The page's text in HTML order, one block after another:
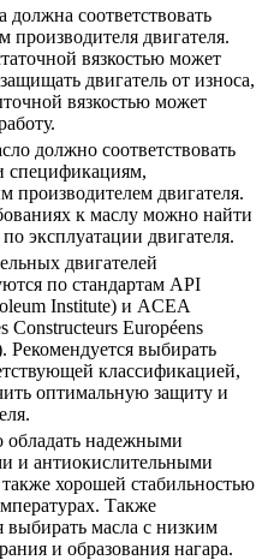
должна соответствовать
производителя двигателя.
вязкостью может
двигатель от износа,
вязкостью может
должно соответствовать
спецификациям,
производителем двигателя.
к маслу можно найти
эксплуатации двигателя.
двигателей
по стандартам API
Institute) и ACEA
Constructeurs Européens
Рекомендуется выбирать
классификацией,
оптимальную защиту и
надежными
и антиокислительными
хорошей стабильностью
Также
выбирать масла с низким
и образования нагара.